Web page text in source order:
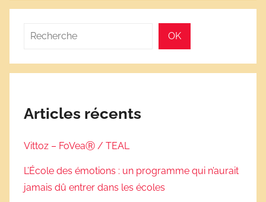
r
Rechercher OK
Articles récents
Vittoz – FoVeaⓇ / TEAL
L’École des émotions : un programme qui n’aurait
jamais dû entrer dans les écoles